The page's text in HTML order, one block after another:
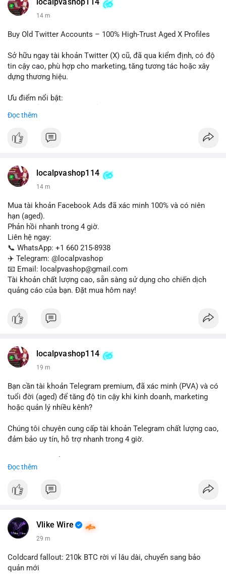
#vlikevn #titanbot
📰 Nguồn: Cointelegraph
localpvashop114
14 m
Buy Old Twitter Accounts – 100% High-Trust Aged X Profiles
Sở hữu ngay tài khoản Twitter (X) cũ, đã qua kiểm định, có độ
tin cậy cao, phù hợp cho marketing, tăng tương tác hoặc xây
dựng thương hiệu.
Ưu điểm nổi bật:
- Hồ sơ hoàn chỉnh, giảm nguy cơ bị khóa
✈️ Telegram: @localpvashop
📧 Email: localpvashop@gmail.com
Đọc thêm
localpvashop114
14 m
Mua tài khoản Facebook Ads đã xác minh 100% và có niên
hạn (aged).
Phản hồi nhanh trong 4 giờ.
Liên hệ ngay:
📞 WhatsApp: +1 660 215-8938
✈️ Telegram: @localpvashop
📧 Email: localpvashop@gmail.com
Tài khoản chất lượng cao, sẵn sàng sử dụng cho chiến dịch
quảng cáo của bạn. Đặt mua hôm nay!
localpvashop114
19 m
Bạn cần tài khoản Telegram premium, đã xác minh (PVA) và có
tuổi đời (aged) để tăng độ tin cậy khi kinh doanh, marketing
hoặc quản lý nhiều kênh?
Chúng tôi chuyên cung cấp tài khoản Telegram chất lượng cao,
đảm bảo uy tín, hỗ trợ nhanh trong 4 giờ.
📞 WhatsApp: +1 660 215-8938
📧 Email: localpvashop@gmail.com
premium, PVA, aged với giá tốt nhất!
Đọc thêm
Vlike Wire
29 m
Coldcard fallout: 210k BTC rời ví lâu dài, chuyển sang bảo
quản mới